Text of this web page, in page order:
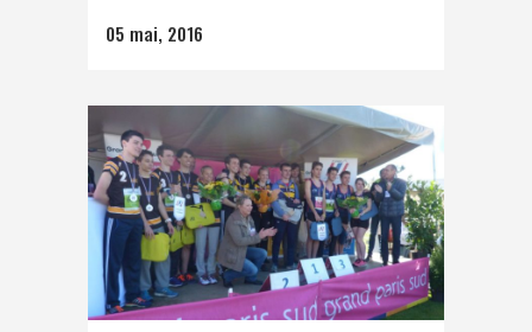
05 mai, 2016